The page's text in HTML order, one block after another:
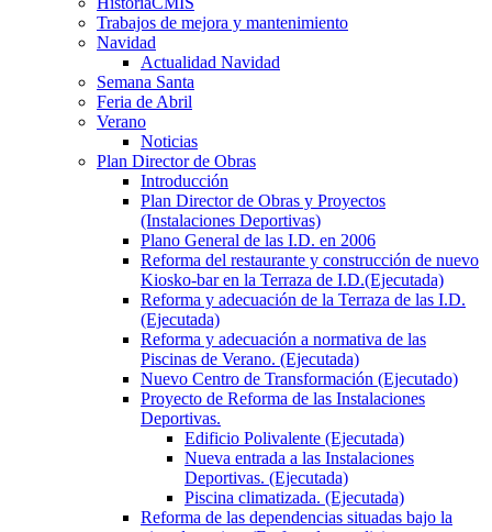
Trabajos de mejora y mantenimiento
Navidad
Actualidad Navidad
Semana Santa
Feria de Abril
Verano
Noticias
Plan Director de Obras
Introducción
Plan Director de Obras y Proyectos
(Instalaciones Deportivas)
Plano General de las I.D. en 2006
Reforma del restaurante y construcción de nuevo
Kiosko-bar en la Terraza de I.D.(Ejecutada)
Reforma y adecuación de la Terraza de las I.D.
(Ejecutada)
Reforma y adecuación a normativa de las
Piscinas de Verano. (Ejecutada)
Nuevo Centro de Transformación (Ejecutado)
Proyecto de Reforma de las Instalaciones
Deportivas.
Edificio Polivalente (Ejecutada)
Nueva entrada a las Instalaciones
Deportivas. (Ejecutada)
Piscina climatizada. (Ejecutada)
Reforma de las dependencias situadas bajo la